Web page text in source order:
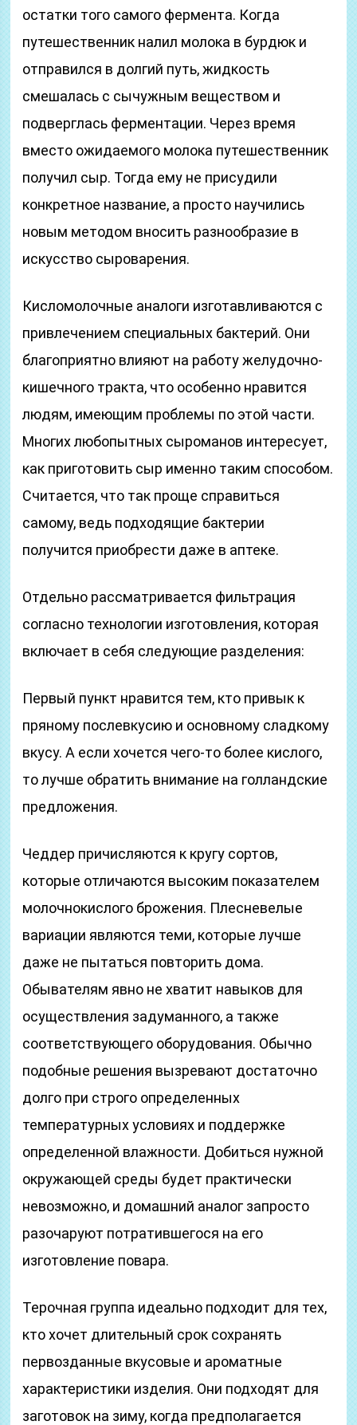
остатки того самого фермента. Когда
путешественник налил молока в бурдюк и
отправился в долгий путь, жидкость
смешалась с сычужным веществом и
подверглась ферментации. Через время
вместо ожидаемого молока путешественник
получил сыр. Тогда ему не присудили
конкретное название, а просто научились
новым методом вносить разнообразие в
искусство сыроварения.
Кисломолочные аналоги изготавливаются с
привлечением специальных бактерий. Они
благоприятно влияют на работу желудочно-
кишечного тракта, что особенно нравится
людям, имеющим проблемы по этой части.
Многих любопытных сыроманов интересует,
как приготовить сыр именно таким способом.
Считается, что так проще справиться
самому, ведь подходящие бактерии
получится приобрести даже в аптеке.
Отдельно рассматривается фильтрация
согласно технологии изготовления, которая
включает в себя следующие разделения:
Первый пункт нравится тем, кто привык к
пряному послевкусию и основному сладкому
вкусу. А если хочется чего-то более кислого,
то лучше обратить внимание на голландские
предложения.
Чеддер причисляются к кругу сортов,
которые отличаются высоким показателем
молочнокислого брожения. Плесневелые
вариации являются теми, которые лучше
даже не пытаться повторить дома.
Обывателям явно не хватит навыков для
осуществления задуманного, а также
соответствующего оборудования. Обычно
подобные решения вызревают достаточно
долго при строго определенных
температурных условиях и поддержке
определенной влажности. Добиться нужной
окружающей среды будет практически
невозможно, и домашний аналог запросто
разочаруют потратившегося на его
изготовление повара.
Терочная группа идеально подходит для тех,
кто хочет длительный срок сохранять
первозданные вкусовые и ароматные
характеристики изделия. Они подходят для
заготовок на зиму, когда предполагается